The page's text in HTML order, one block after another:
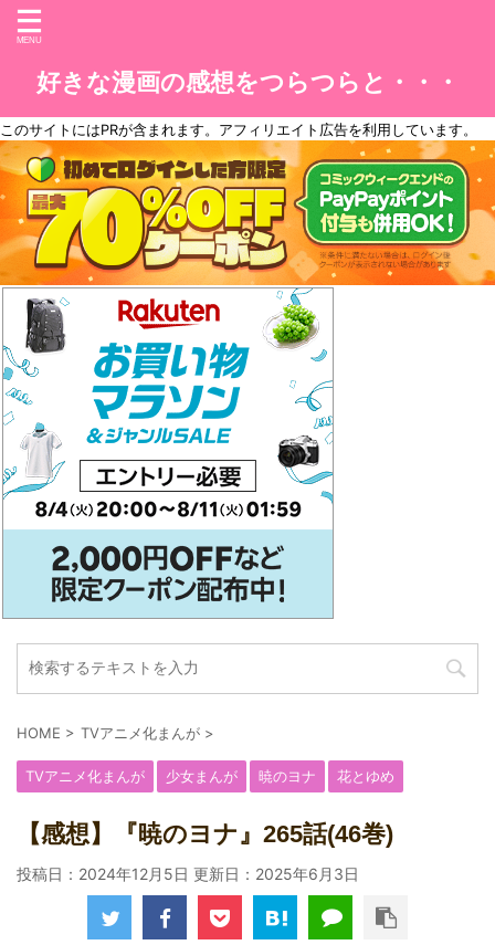
好きな漫画の感想をつらつらと・・・
このサイトにはPRが含まれます。アフィリエイト広告を利用しています。
HOME > TVアニメ化まんが >
TVアニメ化まんが 少女まんが 暁のヨナ 花とゆめ
【感想】『暁のヨナ』265話(46巻)
投稿日：2024年12月5日 更新日： 2025年6月3日